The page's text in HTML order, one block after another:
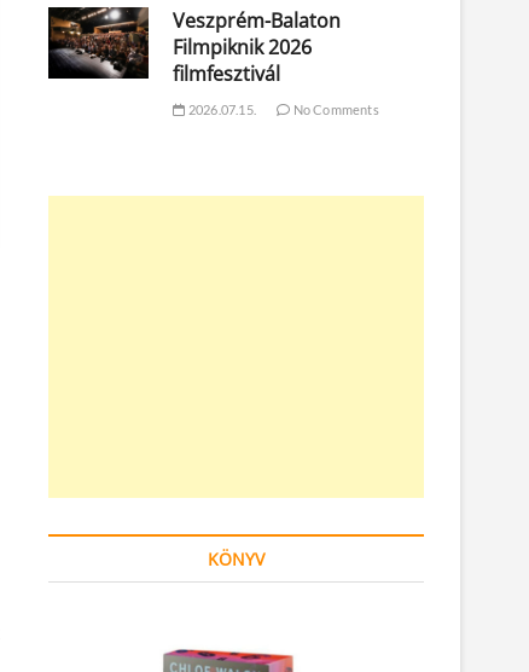
Veszprém-Balaton
Filmpiknik 2026
filmfesztivál
2026.07.15. No Comments
KÖNYV